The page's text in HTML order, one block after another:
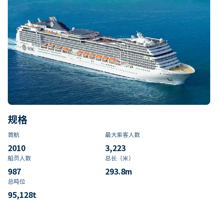
规格
首航
2010
最大乘客人数
3,223
船员人数
987
总长（米）
293.8m
总吨位
95,128t